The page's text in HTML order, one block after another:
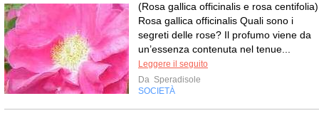
(Rosa gallica officinalis e rosa centifolia)
Rosa gallica officinalis Quali sono i
segreti delle rose? Il profumo viene da
un’essenza contenuta nel tenue...
Leggere il seguito
Da Speradisole
SOCIETÀ